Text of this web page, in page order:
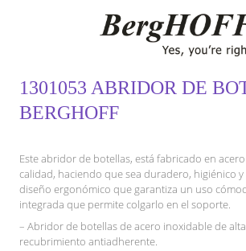
1301053 ABRIDOR DE
BERGHOFF
Este abridor de botellas, está fabricado en
calidad, haciendo que sea duradero, higiénico
diseño ergonómico que garantiza un uso
integrada que permite colgarlo en el soporte.
– Abridor de botellas de acero inoxidable de
recubrimiento antiadherente.